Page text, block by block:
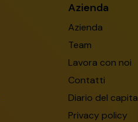
Azienda
Azienda
Team
Lavora con noi
Contatti
Diario del
Privacy policy